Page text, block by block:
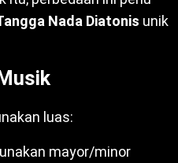
Nada Diatonis unik
luas:
mayor/minor